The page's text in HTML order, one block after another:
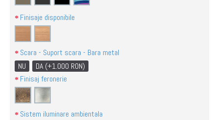
Finisaje disponibile
Scara - Suport scara - Bara metal
NU
DA (+1.000 RON)
Finisaj feronerie
Sistem iluminare ambientala